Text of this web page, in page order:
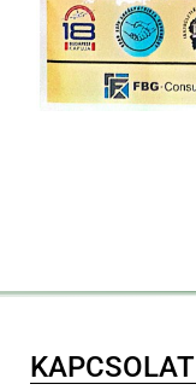
KAPCSOLAT